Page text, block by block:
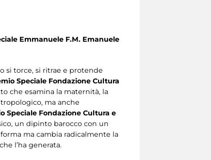
Emmanuele F.M. Emanuele
si torce, si ritrae e protende
Speciale Fondazione Cultura
che esamina la maternità, la
ma anche
Speciale Fondazione Cultura e
un dipinto barocco con un
ma cambia radicalmente la
l’ha generata.